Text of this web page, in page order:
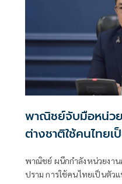
พาณิชย์จับมือหน่ว
ต่างชาติใช้คนไทย
พาณิชย์ ผนึกกำลังหน่วยงา
ปราม การใช้คนไทยเป็นตัวแ